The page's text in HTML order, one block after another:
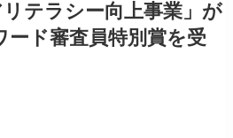
リテラシー向上事業」が
ード審査員特別賞を受